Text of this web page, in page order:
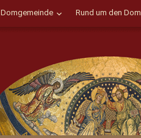
Domgemeinde Rund um den Dom